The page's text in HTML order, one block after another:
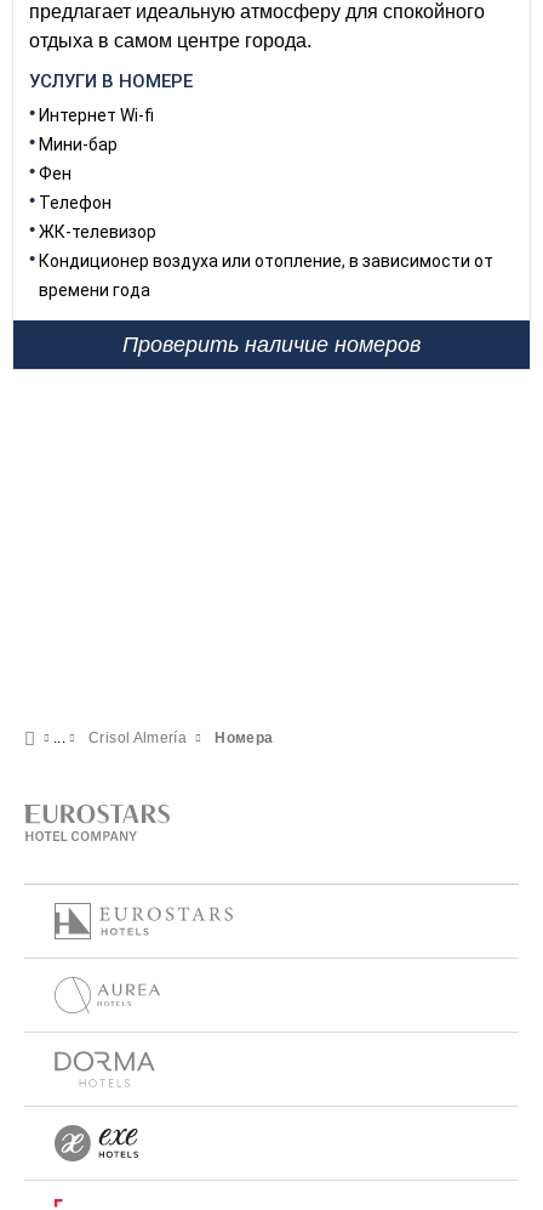
предлагает идеальную атмосферу для спокойного
отдыха в самом центре города.
УСЛУГИ В НОМЕРЕ
Интернет Wi-fi
Мини-бар
Фен
Телефон
ЖК-телевизор
Кондиционер воздуха или отопление, в зависимости от
времени года
Проверить наличие номеров
Crisol Almería Номера